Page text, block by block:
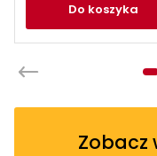
do koszyka
Zobacz